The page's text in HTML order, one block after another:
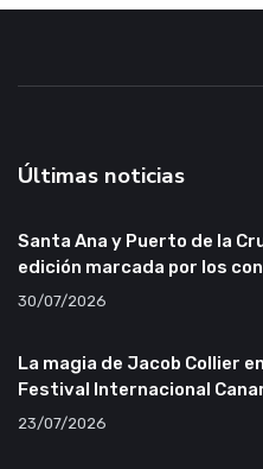
Últimas noticias
Santa Ana y Puerto de la
edición marcada por los
30/07/2026
La magia de Jacob Collier
Festival Internacional
23/07/2026